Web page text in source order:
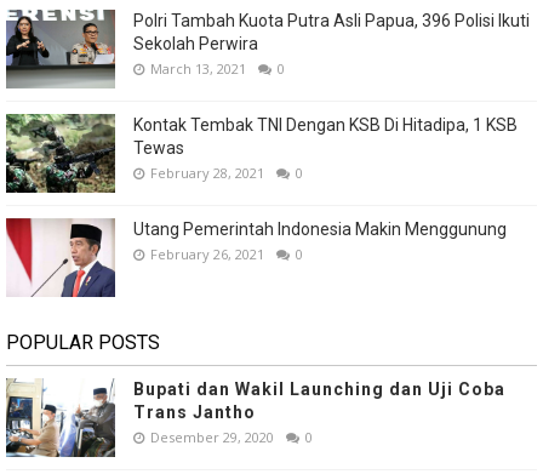
Polri Tambah Kuota Putra Asli Papua, 396 Polisi Ikuti
Sekolah Perwira
March 13, 2021 0
Kontak Tembak TNI Dengan KSB Di Hitadipa, 1 KSB
Tewas
February 28, 2021 0
Utang Pemerintah Indonesia Makin Menggunung
February 26, 2021 0
POPULAR POSTS
Bupati dan Wakil Launching dan Uji Coba
Trans Jantho
Desember 29, 2020 0